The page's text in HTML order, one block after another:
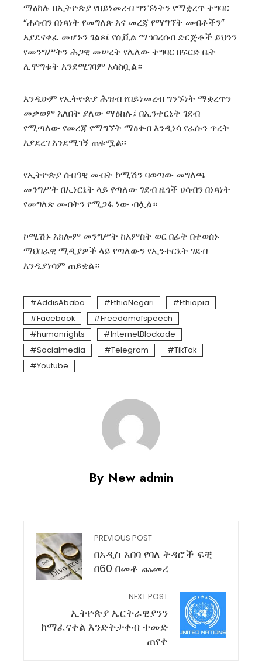
ማዕከሉ በኢትዮጵያ የበይነመረብ ግንኙነትን የማቋረጥ ተግባር
“ሐሳብን በነጻነት የመግለጽ እና መረጃ የማግኘት መብቶችን”
እያደናቀፈ መሆኑን ገልጾ፤ የሲቪል ማኅበረሰብ ድርጅቶች ይህንን
የመንግሥትን ሕጋዊ መሠረት የሌለው ተግባር በፍርድ ቤት
ሊሞግቱት እንደሚገባም አሳስቧል።
እንዲሁም የኢትዮጵያ ሕዝብ የበይነመረብ ግንኙነት ማቋረጥን
መቃወም አለበት ያለው ማዕከሉ፤ በኢንተርኔት ገደብ
የሚጣለው የመረጃ የማግኘት ማዕቀብ እንዲነሳ የራሱን ጥረት
እያደረገ እንደሚገኝ ጠቁሟል፡፡
የኢትዮጵያ ሰብዓዊ መብት ኮሚሽን ባወጣው መግለጫ
መንግሥት በኢነርኔት ላይ የጣለው ገደብ ዜጎች ሀሳብን በነጻነት
የመግለጽ መብትን የሚጋፋ ነው ብሏል።
ኮሚሽኑ አክሎም መንግሥት ከአምስት ወር በፊት በተወሰኑ
ማህበራዊ ሚዲያዎች ላይ የጣለውን የኢንተርኔት ገደብ
እንዲያነሳም ጠይቋል።
AddisAbaba EthioNegari
Ethiopia
Facebook
Freedomofspeech
humanrights
InternetBlockade
Socialmedia
Telegram
TikTok
Youtube
By New admin
PREVIOUS POST
በአዲስ አበባ የባለ ትዳሮች ፍቺ
በ60 በመቶ ጨመረ
NEXT POST
ኢትዮጵያ ኤርትራዊያንን
ከማፈናቀል እንድትታቀብ ተመድ
ጠየቀ